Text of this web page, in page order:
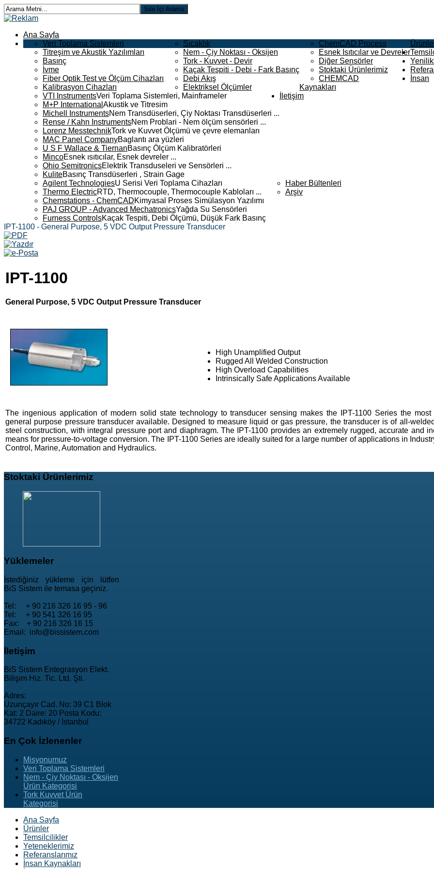
Ana Sayfa
Veri Toplama Sistemleri
Titreşim ve Akustik Yazılımları
Basınç
İvme
Fiber Optik Test ve Ölçüm Cihazları
Kalibrasyon Cihazları
Sıcaklık
Nem - Çiy Noktası - Oksijen
Tork - Kuvvet - Devir
Kaçak Tespiti - Debi - Fark Basınç
Debi Akış
Elektriksel Ölçümler
ChemCAD Process
Esnek Isıtıcılar ve Devreler
Diğer Sensörler
Stoktaki Ürünlerimiz
CHEMCAD
VTI InstrumentsVeri Toplama Sistemleri, Mainframeler
M+P International Akustik ve Titresim
Michell InstrumentsNem Transdüserleri, Çiy Noktası Transdüserleri ...
Rense / Kahn InstrumentsNem Problari - Nem ölçüm sensörleri ...
Lorenz MesstechnikTork ve Kuvvet Ölçümü ve çevre elemanları
MAC Panel CompanyBaglantı ara yüzleri
U S F Wallace & TiernanBasınç Ölçüm Kalibratörleri
MincoEsnek ısıtıcılar, Esnek devreler ...
Ohio SemitronicsElektrik Transduseleri ve Sensörleri ...
KuliteBasınç Transdüserleri , Strain Gage
Agilent TechnologiesU Serisi Veri Toplama Cihazları
Thermo ElectricRTD, Thermocouple, Thermocouple Kabloları ...
Chemstations - ChemCADKimyasal Proses Simülasyon Yazılımı
PAJ GROUP - Advanced MechatronicsYağda Su Sensörleri
Furness ControlsKaçak Tespiti, Debi Ölçümü, Düşük Fark Basınç
Haber Bültenleri
Arşiv
İnsan
Kaynakları
İletişim
IPT-1100 - General Purpose, 5 VDC Output Pressure Transducer
IPT-1100
General Purpose, 5 VDC Output Pressure Transducer
High Unamplified Output
Rugged All Welded Construction
High Overload Capabilities
Intrinsically Safe Applications Available
The ingenious application of modern solid state technology to transducer sensing makes the IPT-1100 Series the most
general purpose pressure transducer available. Designed to measure liquid or gas pressure, the transducer is of all-
steel construction, with integral pressure port and diaphragm. The IPT-1100 provides an extremely rugged, accurate and
means for pressure-to-voltage conversion. The IPT-1100 Series are ideally suited for a large number of applications in
Control, Marine, Automation and Hydraulics.
Stoktaki Ürünlerimiz
Yüklemeler
İstediğiniz yükleme için lütfen
BiS Sistem ile temasa geçiniz.
Tel: + 90 216 326 16 95 - 96
Tel: + 90 541 326 16 95
Fax: + 90 216 326 16 15
Email: info@bissistem.com
İletişim
BiS Sistem Entegrasyon Elekt.
Bilişim Hiz. Tic. Ltd. Şti.
Adres:
Uzunçayır Cad. No: 39 C1 Blok
Kat: 2 Daire: 20 Posta Kodu:
34722 Kadıköy / İstanbul
En Çok İzlenenler
Misyonumuz
Veri Toplama Sistemleri
Nem - Çiy Noktası - Oksijen
Ürün Kategorisi
Tork Kuvvet Ürün
Kategorisi
Ana Sayfa
Ürünler
Temsilcilikler
Yeteneklerimiz
Referanslarımız
İnsan Kaynakları